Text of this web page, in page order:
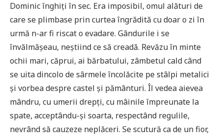
Dominic înghiți în sec. Era imposibil, omul alături de
care se plimbase prin curtea îngrădită cu doar o zi în
urmă n-ar fi riscat o evadare. Gândurile i se
învălmășeau, neștiind ce să creadă. Revăzu în minte
ochii mari, căprui, ai bărbatului, zâmbetul cald când
se uita dincolo de sârmele încolăcite pe stâlpi metalici
și vorbea despre castel și pământuri. Îl vedea aievea
mândru, cu umerii drepți, cu mâinile împreunate la
spate, acceptându-și soarta, respectând regulile,
nevrând să cauzeze neplăceri. Se scutură ca de un fior,